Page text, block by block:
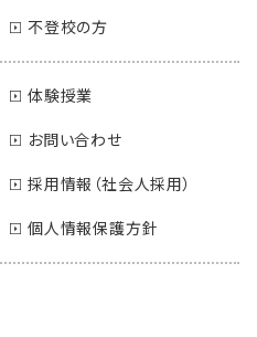
不登校の方
体験授業
お問い合わせ
採用情報（社会人採用）
個人情報保護方針